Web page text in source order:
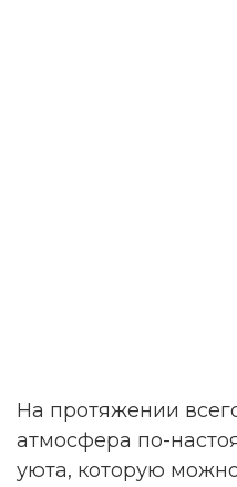
На протяжении
атмосфера по-
уюта, которую